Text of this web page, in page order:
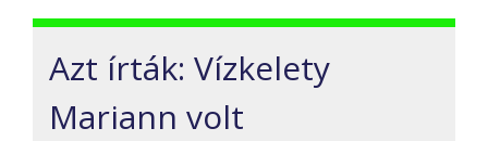
Azt írták: Vízkelety
Mariann volt